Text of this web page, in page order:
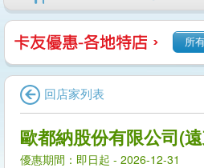
所
回店家列表
歐都納股份有限公司(
優惠期間：即日起 - 2026-12-31